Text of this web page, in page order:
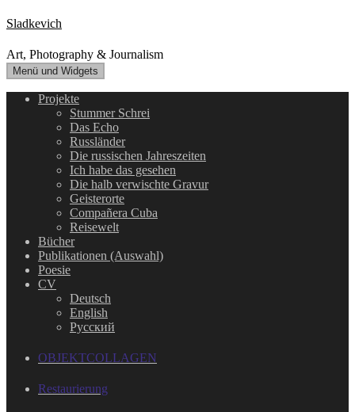
Zum
Inhalt
springen
Sladkevich
Art, Photography & Journalism
Menü und Widgets
Projekte
Stummer Schrei
Das Echo
Russländer
Die russischen Jahreszeiten
Ich habe das gesehen
Die halb verwischte Gravur
Geisterorte
Compañera Cuba
Reisewelt
Bücher
Publikationen (Auswahl)
Poesie
CV
Deutsch
English
Русский
OBJEKTCOLLAGEN
Restaurierung